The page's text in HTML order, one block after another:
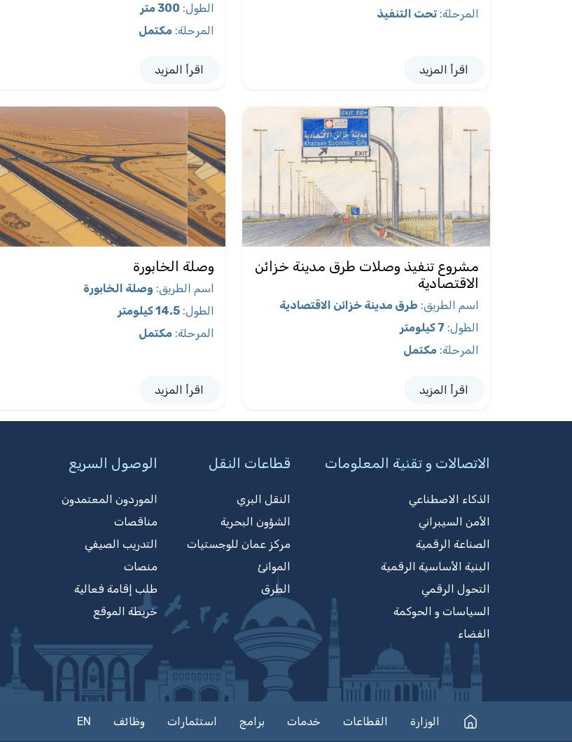
المرحلة:تحت التنفيذ
اقرأ المزيد
الطول: 300 متر
المرحلة: مكتمل
اقرأ المزيد
مشروع تنفيذ وصلات طرق مدينة خزائن
الاقتصادية
اسم الطريق: طرق مدينة خزائن الاقتصادية
الطول: 7 كيلومتر
المرحلة: مكتمل
اقرأ المزيد
وصلة الخابورة
اسم الطريق: وصلة الخابورة
الطول: 14.5 كيلومتر
المرحلة: مكتمل
اقرأ المزيد
الاتصالات و تقنية المعلومات
الذكاء الاصطناعي
الأمن السيبراني
الصناعة الرقمية
البنية الأساسية الرقمية
التحول الرقمي
السياسات و الحوكمة
الفضاء
قطاعات النقل
النقل البري
الشؤون البحرية
مركز عمان للوجستيات
الموانئ
الطرق
الوصول السريع
الموردون المعتمدون
مناقصات
التدريب الصيفي
منصات
طلب إقامة فعالية
خريطة الموقع
الوزارة القطاعات خدمات برامج استثمارات وظائف EN